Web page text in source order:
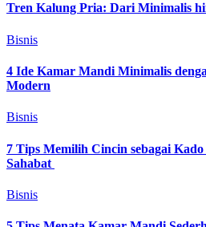
Tren Kalung Pria: Dari Minimalis
Bisnis
4 Ide Kamar Mandi Minimalis
Modern
Bisnis
7 Tips Memilih Cincin sebagai
Sahabat
Bisnis